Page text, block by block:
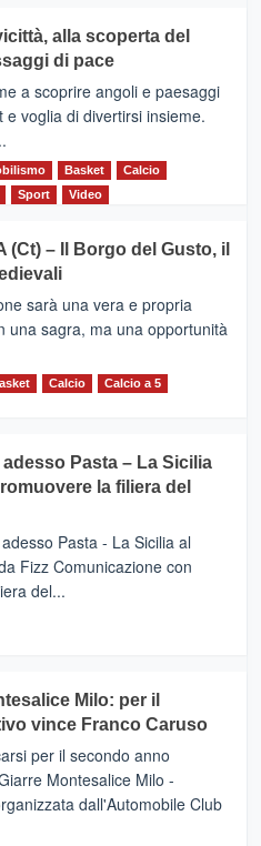
alla scoperta del
di pace
a scoprire angoli e paesaggi
voglia di divertirsi insieme.
Basket
Calcio
Sport Video
(Ct) – Il Borgo del Gusto, il
sarà una vera e propria
una sagra, ma una opportunità
Calcio
Calcio a 5
Pasta – La Sicilia
la filiera del
Pasta - La Sicilia al
Fizz Comunicazione con
del...
Milo: per il
vince Franco Caruso
per il secondo anno
Montesalice Milo -
dall'Automobile Club